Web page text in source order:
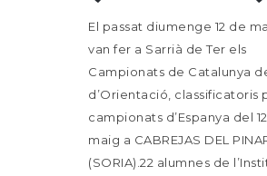
El passat diumenge 12 de
van fer a Sarrià de Ter els
Campionats de Catalunya
d’Orientació, classificatoris
campionats d’Espanya del
maig a CABREJAS DEL
(SORIA).22 alumnes de